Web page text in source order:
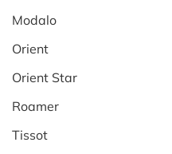
Modalo
Orient
Orient Star
Roamer
Tissot